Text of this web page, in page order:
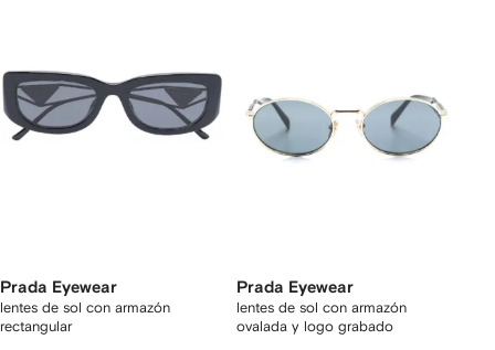
Prada Eyewear
lentes de sol con armazón
rectangular
Prada Eyewear
lentes de sol con armazón
ovalada y logo grabado